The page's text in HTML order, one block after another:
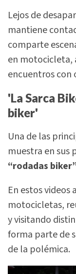
Lejos de
mantiene
comparte
en motocicleta,
encuentros con
'La Sarca
biker'
Una de las
muestra en sus
“rodadas
En estos videos
motocicletas,
y visitando
forma parte de
de la polémica.